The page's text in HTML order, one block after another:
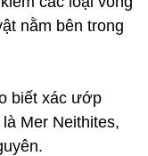
nằm bên trong
biết xác ướp
Mer Neithites,